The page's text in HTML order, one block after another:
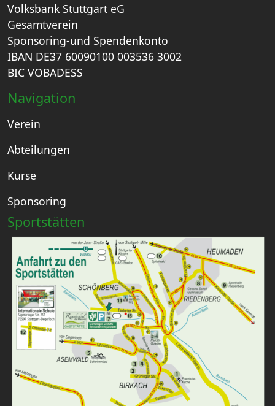
Volksbank Stuttgart eG
Gesamtverein
Sponsoring-und Spendenkonto
IBAN DE37 60090100 003536 3002
BIC VOBADESS
Navigation
Verein
Abteilungen
Kurse
Sponsoring
Sportstätten